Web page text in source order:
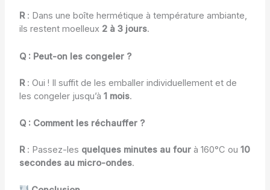
R: Dans une boîte hermétique à température ambiante,
ils restent moelleux 2 à 3 jours.
Q : Peut-on les congeler ?
R: Oui ! Il suffit de les emballer individuellement et de
les congeler jusqu’à 1 mois.
Q : Comment les réchauffer ?
R: Passez-les quelques minutes au fourà 160°C ou 10
secondes au micro-ondes.